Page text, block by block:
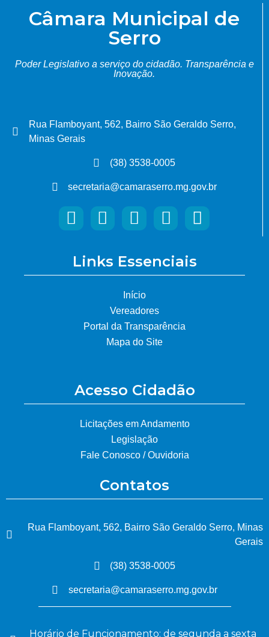
Câmara Municipal de
Serro
Poder Legislativo a serviço do cidadão. Transparência e
Inovação.
Rua Flamboyant, 562, Bairro São Geraldo Serro,
Minas Gerais
(38) 3538-0005
secretaria@camaraserro.mg.gov.br
Links Essenciais
Início
Vereadores
Portal da Transparência
Mapa do Site
Acesso Cidadão
Licitações em Andamento
Legislação
Fale Conosco / Ouvidoria
Contatos
Rua Flamboyant, 562, Bairro São Geraldo Serro, Minas
Gerais
(38) 3538-0005
secretaria@camaraserro.mg.gov.br
Horário de Funcionamento: de segunda a sexta